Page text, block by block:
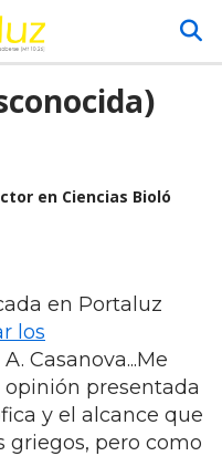
en Ciencias Bioló
en Portaluz
los
Casanova...Me
presentada
y el alcance que
griegos, pero como